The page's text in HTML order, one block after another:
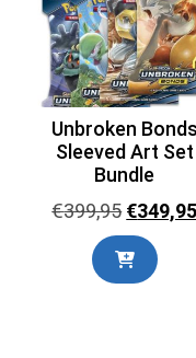
Unbroken Bonds
Sleeved Art Set
Bundle
€399,95
prijs
was:
€349,95